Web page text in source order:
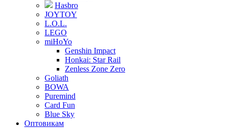
Hasbro
JOYTOY
L.O.L.
LEGO
miHoYo
Genshin Impact
Honkai: Star Rail
Zenless Zone Zero
Goliath
BOWA
Puremind
Card Fun
Blue Sky
Оптовикам